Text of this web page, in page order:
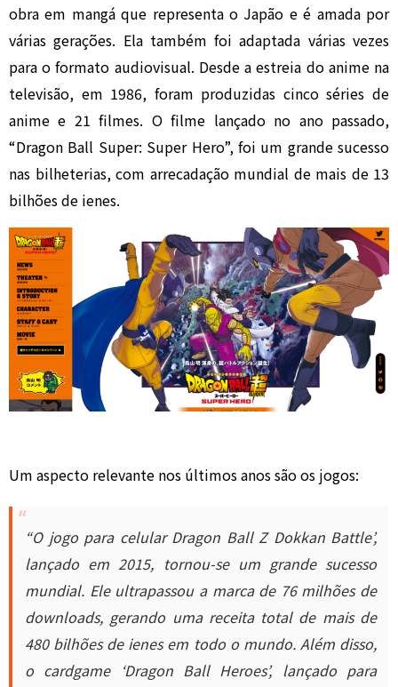
obra em mangá que representa o Japão e é amada por
várias gerações. Ela também foi adaptada várias vezes
para o formato audiovisual. Desde a estreia do anime na
televisão, em 1986, foram produzidas cinco séries de
anime e 21 filmes. O filme lançado no ano passado,
“Dragon Ball Super: Super Hero”, foi um grande sucesso
nas bilheterias, com arrecadação mundial de mais de 13
bilhões de ienes.
Um aspecto relevante nos últimos anos são os jogos:
“O jogo para celular Dragon Ball Z Dokkan Battle’,
lançado em 2015, tornou-se um grande sucesso
mundial. Ele ultrapassou a marca de 76 milhões de
downloads, gerando uma receita total de mais de
480 bilhões de ienes em todo o mundo. Além disso,
o cardgame ‘Dragon Ball Heroes’, lançado para